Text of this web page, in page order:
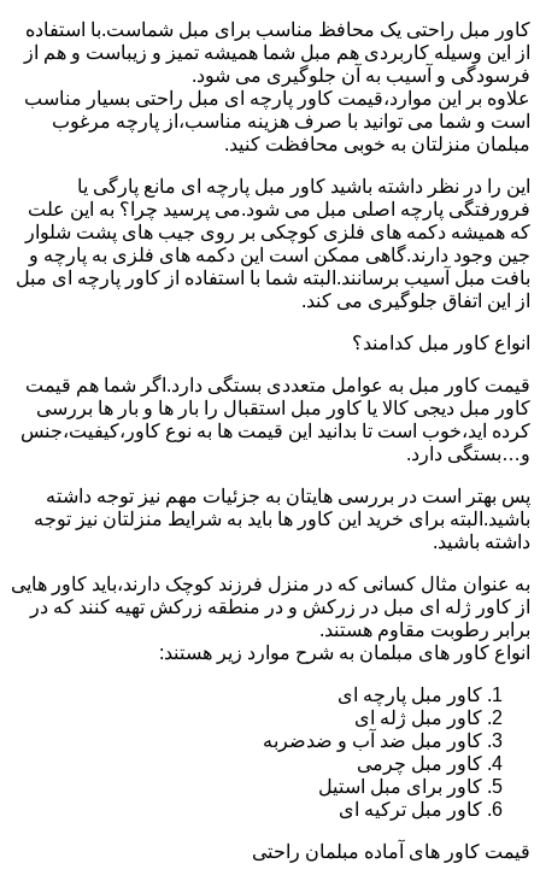
کاور مبل راحتی یک محافظ مناسب برای مبل شماست.با استفاده
از این وسیله کاربردی هم مبل شما همیشه تمیز و زیباست و هم از
فرسودگی و آسیب به آن جلوگیری می شود.
علاوه بر این موارد،قیمت کاور پارچه ای مبل راحتی بسیار مناسب
است و شما می توانید با صرف هزینه مناسب،از پارچه مرغوب
مبلمان منزلتان به خوبی محافظت کنید.
این را در نظر داشته باشید کاور مبل پارچه ای مانع پارگی یا
فرورفتگی پارچه اصلی مبل می شود.می پرسید چرا؟ به این علت
که همیشه دکمه های فلزی کوچکی بر روی جیب های پشت شلوار
جین وجود دارند.گاهی ممکن است این دکمه های فلزی به پارچه و
بافت مبل آسیب برسانند.البته شما با استفاده از کاور پارچه ای مبل
از این اتفاق جلوگیری می کند.
انواع کاور مبل کدامند؟
قیمت کاور مبل به عوامل متعددی بستگی دارد.اگر شما هم قیمت
کاور مبل دیجی کالا یا کاور مبل استقبال را بار ها و بار ها بررسی
کرده اید،خوب است تا بدانید این قیمت ها به نوع کاور،کیفیت،جنس
و…بستگی دارد.
پس بهتر است در بررسی هایتان به جزئیات مهم نیز توجه داشته
باشید.البته برای خرید این کاور ها باید به شرایط منزلتان نیز توجه
داشته باشید.
به عنوان مثال کسانی که در منزل فرزند کوچک دارند،باید کاور هایی
از کاور ژله ای مبل در زرکش و در منطقه زرکش تهیه کنند که در
برابر رطوبت مقاوم هستند.
انواع کاور های مبلمان به شرح موارد زیر هستند:
کاور مبل پارچه ای
کاور مبل ژله ای
کاور مبل ضد آب و ضدضربه
کاور مبل چرمی
کاور برای مبل استیل
کاور مبل ترکیه ای
قیمت کاور های آماده مبلمان راحتی